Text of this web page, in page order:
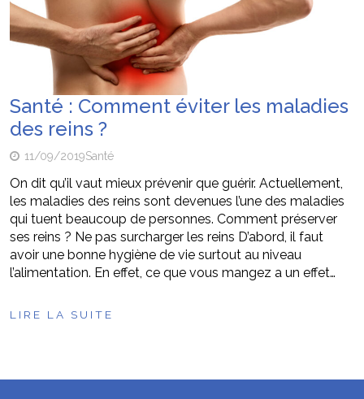
Santé : Comment éviter les maladies
des reins ?
11/09/2019Santé
On dit qu’il vaut mieux prévenir que guérir. Actuellement,
les maladies des reins sont devenues l’une des maladies
qui tuent beaucoup de personnes. Comment préserver
ses reins ? Ne pas surcharger les reins D’abord, il faut
avoir une bonne hygiène de vie surtout au niveau
l’alimentation. En effet, ce que vous mangez a un effet…
LIRE LA SUITE